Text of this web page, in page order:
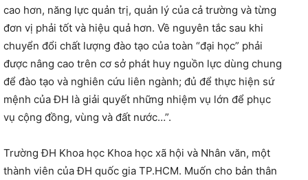
cao hơn, năng lực quản trị, quản lý của cả trường và từng
đơn vị phải tốt và hiệu quả hơn. Về nguyên tắc sau khi
chuyển đổi chất lượng đào tạo của toàn “đại học” phải
được nâng cao trên cơ sở phát huy nguồn lực dùng chung
để đào tạo và nghiên cứu liên ngành; đủ để thực hiện sứ
mệnh của ĐH là giải quyết những nhiệm vụ lớn để phục
vụ cộng đồng, vùng và đất nước…”.
Trường ĐH Khoa học Khoa học xã hội và Nhân văn, một
thành viên của ĐH quốc gia TP.HCM. Muốn cho bản thân